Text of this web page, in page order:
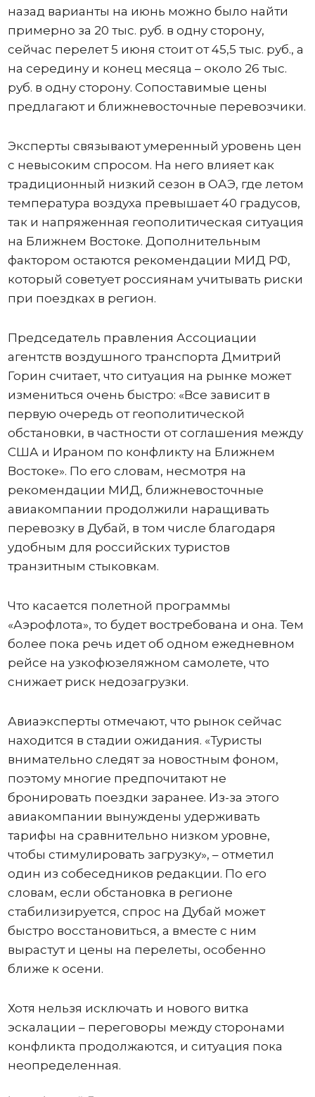
назад варианты на июнь можно было найти
примерно за 20 тыс. руб. в одну сторону,
сейчас перелет 5 июня стоит от 45,5 тыс. руб., а
на середину и конец месяца – около 26 тыс.
руб. в одну сторону. Сопоставимые цены
предлагают и ближневосточные перевозчики.
Эксперты связывают умеренный уровень цен
с невысоким спросом. На него влияет как
традиционный низкий сезон в ОАЭ, где летом
температура воздуха превышает 40 градусов,
так и напряженная геополитическая ситуация
на Ближнем Востоке. Дополнительным
фактором остаются рекомендации МИД РФ,
который советует россиянам учитывать риски
при поездках в регион.
Председатель правления Ассоциации
агентств воздушного транспорта Дмитрий
Горин считает, что ситуация на рынке может
измениться очень быстро: «Все зависит в
первую очередь от геополитической
обстановки, в частности от соглашения между
США и Ираном по конфликту на Ближнем
Востоке». По его словам, несмотря на
рекомендации МИД, ближневосточные
авиакомпании продолжили наращивать
перевозку в Дубай, в том числе благодаря
удобным для российских туристов
транзитным стыковкам.
Что касается полетной программы
«Аэрофлота», то будет востребована и она. Тем
более пока речь идет об одном ежедневном
рейсе на узкофюзеляжном самолете, что
снижает риск недозагрузки.
Авиаэксперты отмечают, что рынок сейчас
находится в стадии ожидания. «Туристы
внимательно следят за новостным фоном,
поэтому многие предпочитают не
бронировать поездки заранее. Из-за этого
авиакомпании вынуждены удерживать
тарифы на сравнительно низком уровне,
чтобы стимулировать загрузку», – отметил
один из собеседников редакции. По его
словам, если обстановка в регионе
стабилизируется, спрос на Дубай может
быстро восстановиться, а вместе с ним
вырастут и цены на перелеты, особенно
ближе к осени.
Хотя нельзя исключать и нового витка
эскалации – переговоры между сторонами
конфликта продолжаются, и ситуация пока
неопределенная.